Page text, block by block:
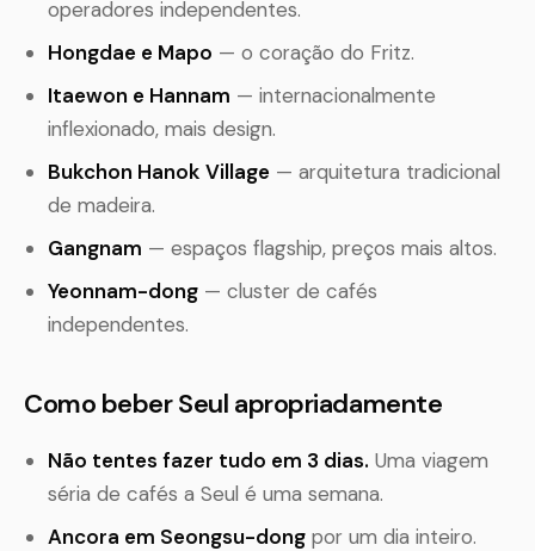
operadores independentes.
Hongdae e Mapo — o coração do Fritz.
Itaewon e Hannam — internacionalmente
inflexionado, mais design.
Bukchon Hanok Village — arquitetura tradicional
de madeira.
Gangnam — espaços flagship, preços mais altos.
Yeonnam-dong — cluster de cafés
independentes.
Como beber Seul apropriadamente
Não tentes fazer tudo em 3 dias. Uma viagem
séria de cafés a Seul é uma semana.
Ancora em Seongsu-dong por um dia inteiro.